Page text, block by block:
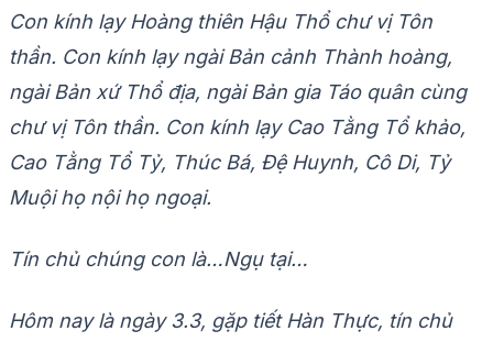
Con kính lạy Hoàng thiên Hậu Thổ chư vị Tôn
thần. Con kính lạy ngài Bản cảnh Thành hoàng,
ngài Bản xứ Thổ địa, ngài Bản gia Táo quân cùng
chư vị Tôn thần. Con kính lạy Cao Tằng Tổ khảo,
Cao Tằng Tổ Tỷ, Thúc Bá, Đệ Huynh, Cô Di, Tỷ
Muội họ nội họ ngoại.
Tín chủ chúng con là…Ngụ tại…
Hôm nay là ngày 3.3, gặp tiết Hàn Thực, tín chủ